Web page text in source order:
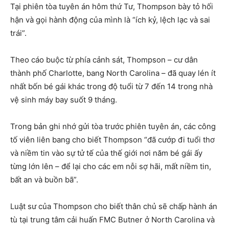
Tại phiên tòa tuyên án hôm thứ Tư, Thompson bày tỏ hối
hận và gọi hành động của mình là “ích kỷ, lệch lạc và sai
trái”.
Theo cáo buộc từ phía cảnh sát, Thompson – cư dân
thành phố Charlotte, bang North Carolina – đã quay lén ít
nhất bốn bé gái khác trong độ tuổi từ 7 đến 14 trong nhà
vệ sinh máy bay suốt 9 tháng.
Trong bản ghi nhớ gửi tòa trước phiên tuyên án, các công
tố viên liên bang cho biết Thompson “đã cướp đi tuổi thơ
và niềm tin vào sự tử tế của thế giới nơi năm bé gái ấy
từng lớn lên – để lại cho các em nỗi sợ hãi, mất niềm tin,
bất an và buồn bã”.
Luật sư của Thompson cho biết thân chủ sẽ chấp hành án
tù tại trung tâm cải huấn FMC Butner ở North Carolina và